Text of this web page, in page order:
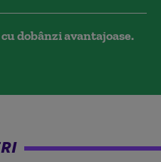
dobânzi avantajoase.